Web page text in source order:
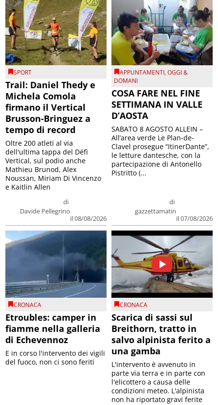
SPORT
Trail: Daniel Thedy e
Michela Comola
firmano il Vertical
Brusson-Bringuez a
tempo di record
di
Davide Pellegrino
il 08/08/2026
Oltre 200 atleti al via
dell'ultima tappa del Défì
Vertical, sul podio anche
Mathieu Brunod, Alex
Noussan, Miriam Di Vincenzo
e Kaitlin Allen
APPUNTAMENTI,OGGI &
DOMANI
COSA FARE NEL FINE
SETTIMANA IN VALLE
D’AOSTA
di
gazzettamatin
il 07/08/2026
SABATO 8 AGOSTO ALLEIN –
All’area verde Le Plan-de-
Clavel prosegue “ItinerDante”,
le letture dantesche, con la
partecipazione di Antonello
Pistritto (...
CRONACA
Etroubles: camper in
fiamme nella galleria
di Echevennoz
E in corso l'intervento dei vigili
del fuoco, non ci sono feriti
CRONACA
Scarica di sassi sul
Breithorn, tratto in
salvo alpinista ferito a
una gamba
L'intervento è avvenuto in
parte via terra e in parte con
l'elicottero a causa delle
condizioni meteo. L'alpinista
non ha riportato gravi ferite